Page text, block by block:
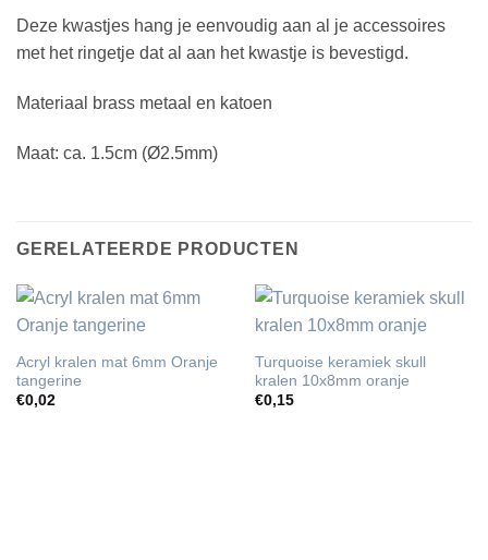
Deze kwastjes hang je eenvoudig aan al je accessoires
met het ringetje dat al aan het kwastje is bevestigd.
Materiaal brass metaal en katoen
Maat: ca. 1.5cm (Ø2.5mm)
GERELATEERDE PRODUCTEN
Acryl kralen mat 6mm Oranje
tangerine
€0,02
Turquoise keramiek skull
kralen 10x8mm oranje
€0,15